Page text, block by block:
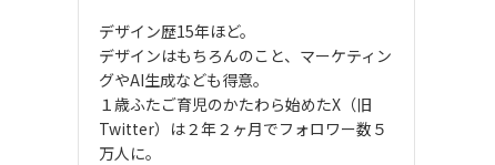
デザイン歴15年ほど。
デザインはもちろんのこと、マーケティン
グやAI生成なども得意。
１歳ふたご育児のかたわら始めたX（旧
Twitter）は２年２ヶ月でフォロワー数５
万人に。